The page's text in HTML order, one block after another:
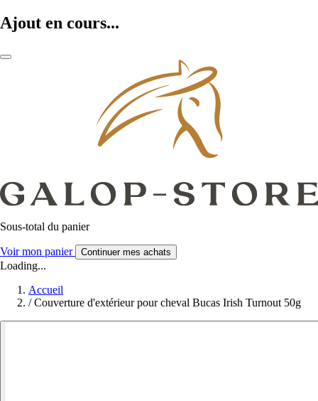
Ajout en cours...
Sous-total du panier
Voir mon panier Continuer mes achats
Loading...
Accueil
/ Couverture d'extérieur pour cheval Bucas Irish Turnout 50g